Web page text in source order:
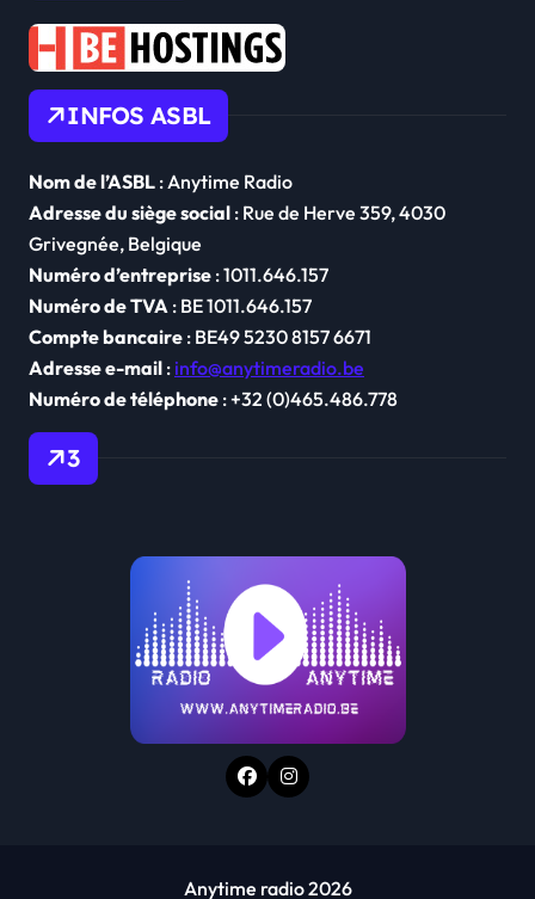
d
e
l
’
a
r
t
i
c
l
e
INFOS ASBL
Nom de l’ASBL : Anytime Radio
Adresse du siège social : Rue de Herve 359, 4030
Grivegnée, Belgique
Numéro d’entreprise : 1011.646.157
Numéro de TVA : BE 1011.646.157
Compte bancaire : BE49 5230 8157 6671
Adresse e-mail : info@anytimeradio.be
Numéro de téléphone : +32 (0)465.486.778
3
Anytime radio 2026